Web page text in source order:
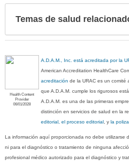
Temas de salud
Health Content
Provider
06/01/2028
A.D.A.M., Inc. está acreditada por la
American Accreditation HealthCare
acreditación de la URAC es un comité
que A.D.A.M. cumple los rigurosos
A.D.A.M. es una de las primeras
distinción en servicios de salud en la
editorial, el proceso editorial , yla
La información aquí proporcionada no debe utilizarse
ni para el diagnóstico o tratamiento de ninguna
profesional médico autorizado para el diagnóstico y